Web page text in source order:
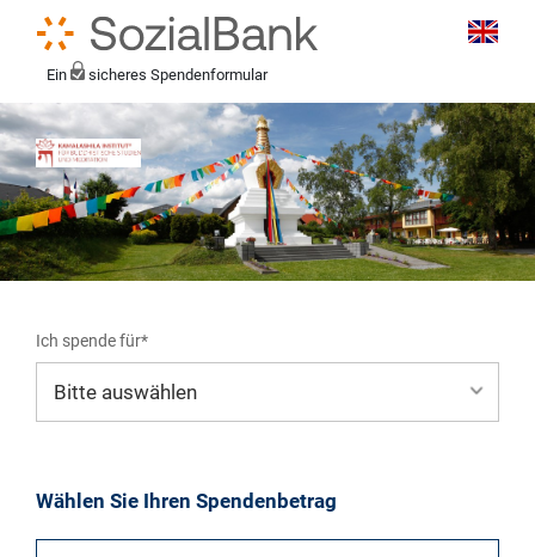
Ein sicheres Spendenformular
Ich spende für*
Wählen Sie Ihren Spendenbetrag